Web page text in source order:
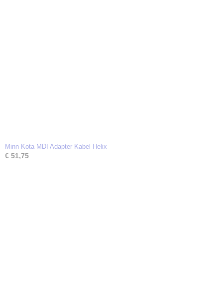
Minn Kota MDI Adapter Kabel Helix
€ 51,75